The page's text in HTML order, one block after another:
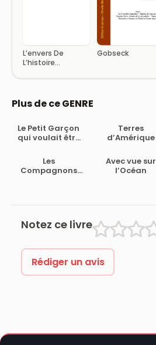
L’envers De
L’histoire
Gobseck
Plus de ce GENRE
Le Petit Garçon
qui voulait être
Terres
d’Amérique
Les
Compagnons
Avec vue sur
l’Océan
Notez ce livre
Rédiger un avis